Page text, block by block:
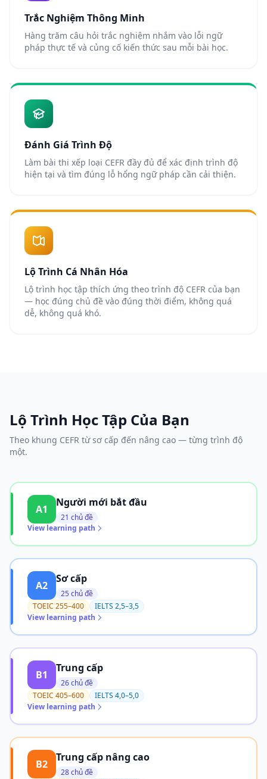
Trắc Nghiệm Thông Minh
Hàng trăm câu hỏi trắc nghiệm nhắm vào lỗi ngữ
pháp thực tế và củng cố kiến thức sau mỗi bài học.
Đánh Giá Trình Độ
Làm bài thi xếp loại CEFR đầy đủ để xác định trình độ
hiện tại và tìm đúng lỗ hổng ngữ pháp cần cải thiện.
Lộ Trình Cá Nhân Hóa
Lộ trình học tập thích ứng theo trình độ CEFR của bạn
— học đúng chủ đề vào đúng thời điểm, không quá
dễ, không quá khó.
Lộ Trình Học Tập Của Bạn
Theo khung CEFR từ sơ cấp đến nâng cao — từng trình độ
một.
A1
Người mới bắt đầu
21 chủ đề
View learning path
A2
Sơ cấp
25 chủ đề
TOEIC 255–400
IELTS 2,5–3,5
View learning path
B1
Trung cấp
26 chủ đề
TOEIC 405–600
IELTS 4,0–5,0
View learning path
B2
Trung cấp nâng cao
28 chủ đề